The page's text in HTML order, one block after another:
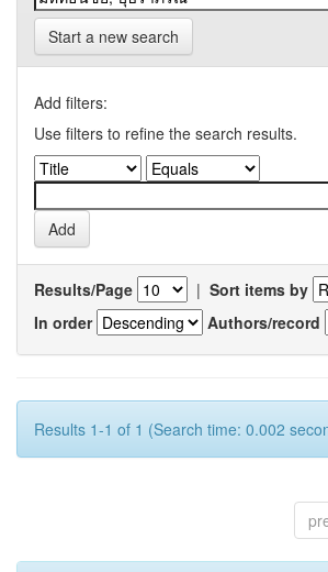
Start a new search
Add filters:
Use filters to refine the search results.
Results/Page | Sort items by
In order
Authors/record
Results 1-1 of 1 (Search time: 0.002